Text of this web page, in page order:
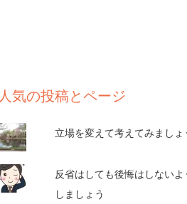
人気の投稿とページ
立場を変えて考えてみましょ
反省はしても後悔はしないよ
しましょう